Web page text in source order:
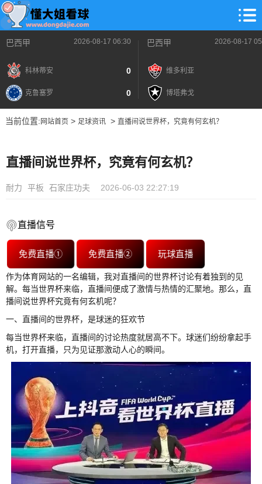
巴西甲 2026-08-17 06:30
科林蒂安 0
克鲁塞罗 0
巴西甲 2026-08-17
维多利亚
博塔弗戈
当前位置: 网站首页> 足球资讯> 直播间说世界杯，究竟有何玄机？
直播间说世界杯，究竟有何玄机？
耐力 平板 石家庄功夫 2026-06-03 22:27:19
直播信号
免费直播① 免费直播② 玩球直播
作为体育网站的一名编辑，我对直播间的世界杯讨论有着独到的见
解。每当世界杯来临，直播间便成了激情与热情的汇聚地。那么，直
播间说世界杯究竟有何玄机呢？
一、直播间的世界杯，是球迷的狂欢节
每当世界杯来临，直播间的讨论热度就居高不下。球迷们纷纷拿起手
机，打开直播，只为见证那激动人心的瞬间。